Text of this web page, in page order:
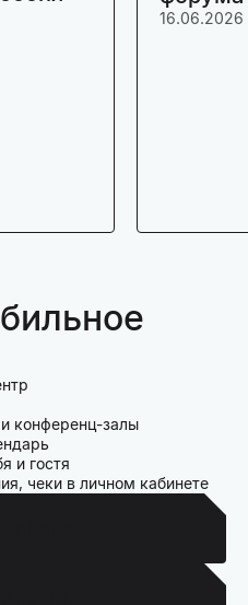
16.06.2026
конференц-залы
и гостя
чеки в личном кабинете